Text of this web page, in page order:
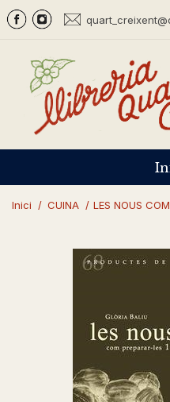
Inici / CUINA / LES NOUS